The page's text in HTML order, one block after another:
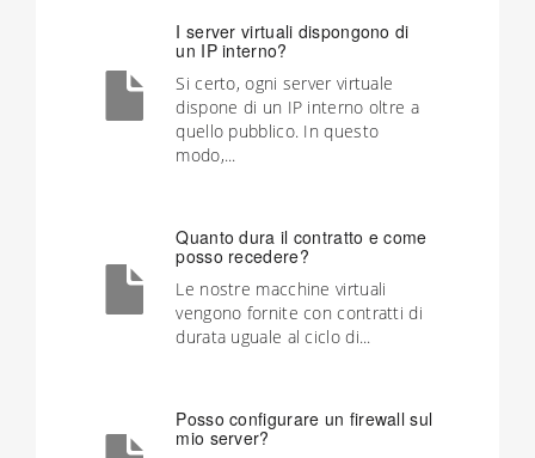
I server virtuali dispongono di
un IP interno?
Si certo, ogni server virtuale
dispone di un IP interno oltre a
quello pubblico. In questo
modo,...
Quanto dura il contratto e come
posso recedere?
Le nostre macchine virtuali
vengono fornite con contratti di
durata uguale al ciclo di...
Posso configurare un firewall sul
mio server?